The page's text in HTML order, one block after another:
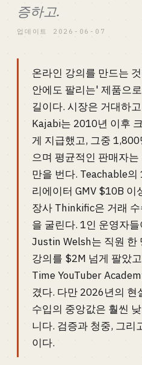
증하고.
업데이트 2026-06-07
온라인 강의를 만드는
안에도 팔리는' 제품으
길이다. 시장은 거대하
Kajabi는 2010년 이후
게 지급했고, 그중
으며 평균적인 판매자
만을 번다. Teachable
리에이터 GMV $10B 이
장사 Thinkific은 거래
을 굴린다. 1인 운영자
Justin Welsh는 직원
강의를 $2M 넘게 팔았
Time YouTuber
겼다. 다만 2026년의
수입의 중앙값은 훨씬
니다. 검증과 청중, 그리
이다.